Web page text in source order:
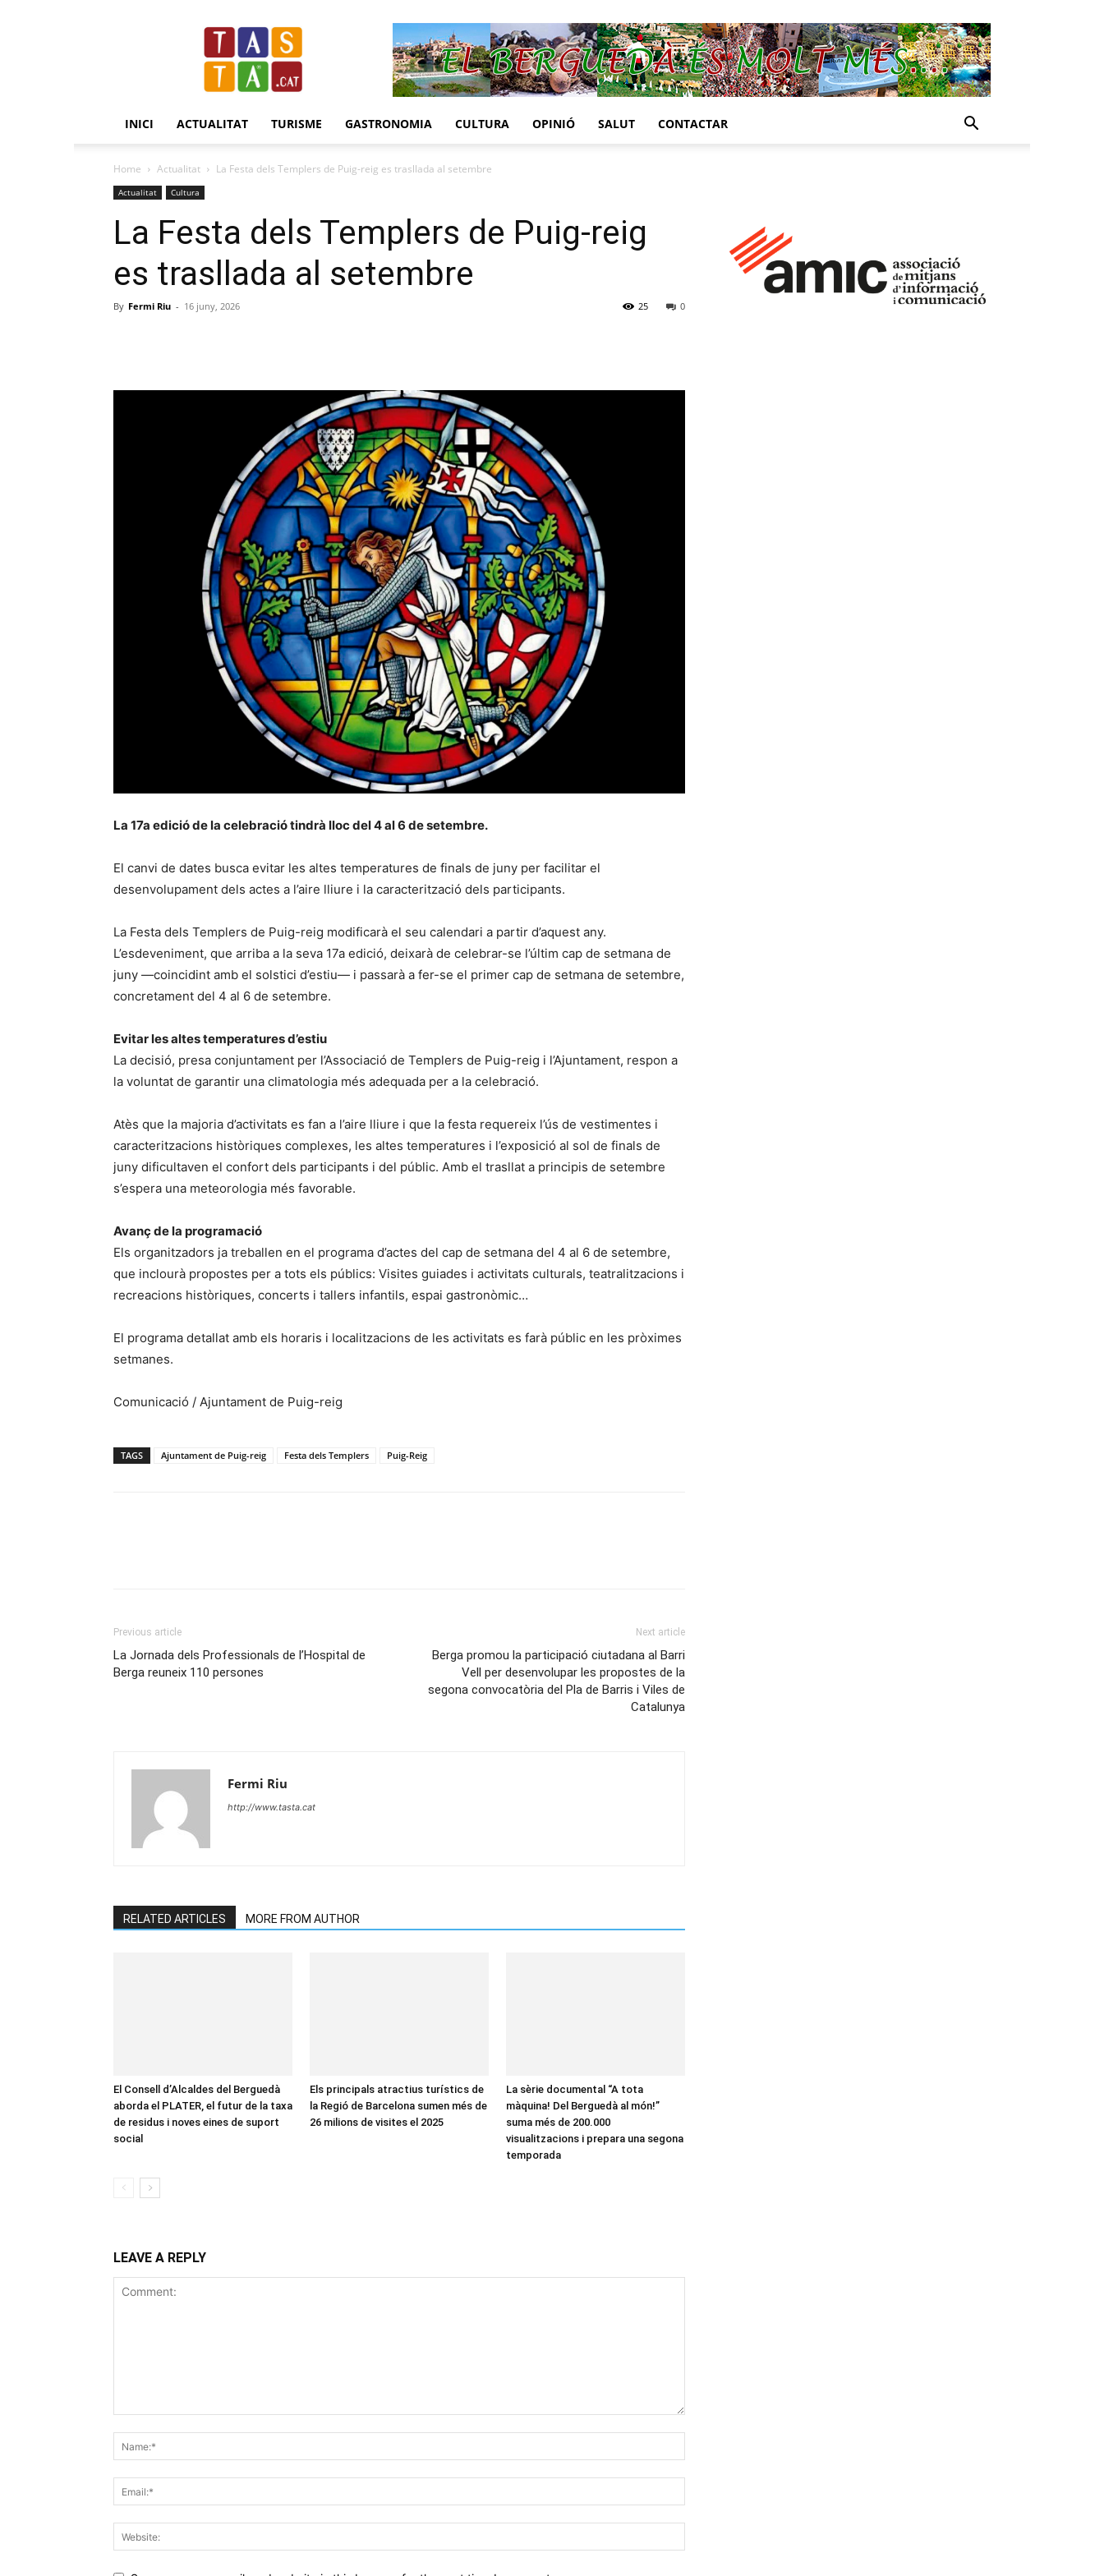
Revista
Tasta.cat
INICI ACTUALITAT TURISME GASTRONOMIA CULTURA OPINIÓ SALUT CONTACTAR
Home Actualitat La Festa dels Templers de Puig-reig es trasllada al setembre
Actualitat Cultura
La Festa dels Templers de Puig-reig
es trasllada al setembre
By Fermi Riu - 16 juny, 2026 0
25
La 17a edició de la celebració tindrà lloc del 4 al 6 de setembre.
El canvi de dates busca evitar les altes temperatures de finals de juny per facilitar el
desenvolupament dels actes a l’aire lliure i la caracterització dels participants.
La Festa dels Templers de Puig-reig modificarà el seu calendari a partir d’aquest any.
L’esdeveniment, que arriba a la seva 17a edició, deixarà de celebrar-se l’últim cap de setmana de
juny —coincidint amb el solstici d’estiu— i passarà a fer-se el primer cap de setmana de setembre,
concretament del 4 al 6 de setembre.
Evitar les altes temperatures d’estiu
La decisió, presa conjuntament per l’Associació de Templers de Puig-reig i l’Ajuntament, respon a
la voluntat de garantir una climatologia més adequada per a la celebració.
Atès que la majoria d’activitats es fan a l’aire lliure i que la festa requereix l’ús de vestimentes i
caracteritzacions històriques complexes, les altes temperatures i l’exposició al sol de finals de
juny dificultaven el confort dels participants i del públic. Amb el trasllat a principis de setembre
s’espera una meteorologia més favorable.
Avanç de la programació
Els organitzadors ja treballen en el programa d’actes del cap de setmana del 4 al 6 de setembre,
que inclourà propostes per a tots els públics: Visites guiades i activitats culturals, teatralitzacions i
recreacions històriques, concerts i tallers infantils, espai gastronòmic…
El programa detallat amb els horaris i localitzacions de les activitats es farà públic en les pròximes
setmanes.
Comunicació / Ajuntament de Puig-reig
TAGS Ajuntament de Puig-reig Festa dels Templers Puig-Reig
Previous article
La Jornada dels Professionals de l’Hospital de
Berga reuneix 110 persones
Next article
Berga promou la participació ciutadana al Barri
Vell per desenvolupar les propostes de la
segona convocatòria del Pla de Barris i Viles de
Catalunya
Fermi Riu
http://www.tasta.cat
RELATED ARTICLES MORE FROM AUTHOR
El Consell d’Alcaldes del Berguedà
aborda el PLATER, el futur de la taxa
de residus i noves eines de suport
social
Els principals atractius turístics de
la Regió de Barcelona sumen més de
26 milions de visites el 2025
La sèrie documental “A tota
màquina! Del Berguedà al món!”
suma més de 200.000
visualitzacions i prepara una segona
temporada
LEAVE A REPLY